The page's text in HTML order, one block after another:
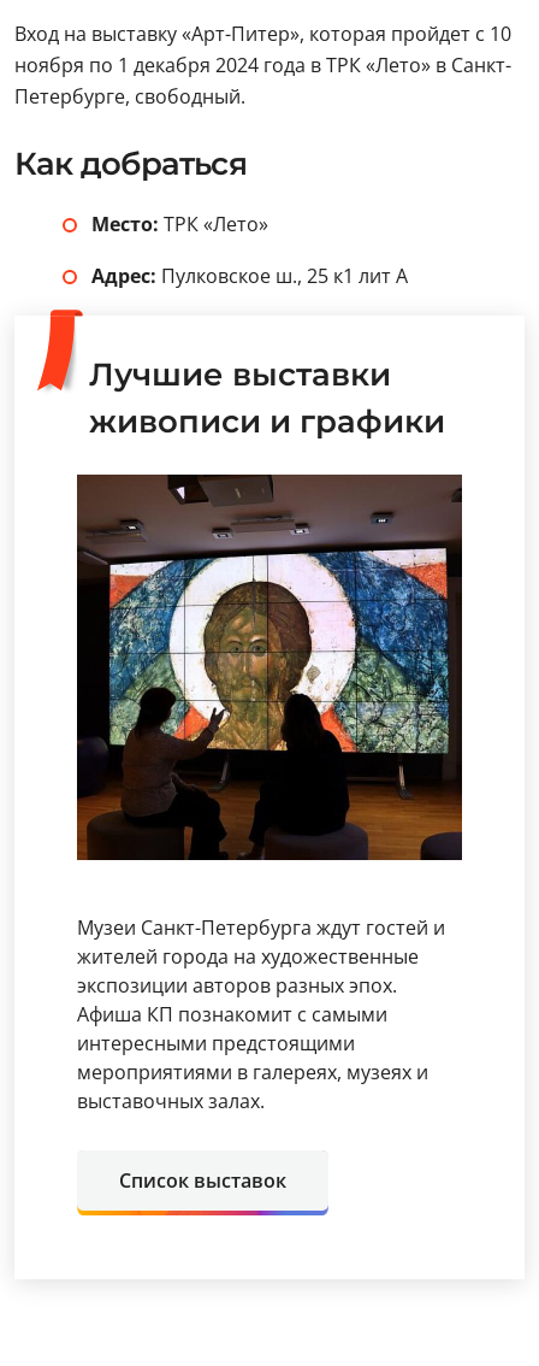
Вход на выставку «Арт-Питер», которая пройдет с 10
ноября по 1 декабря 2024 года в ТРК «Лето» в Санкт-
Петербурге, свободный.
Как добраться
Место: ТРК «Лето»
Адрес: Пулковское ш., 25 к1 лит А
Лучшие выставки
живописи и графики
Музеи Санкт-Петербурга ждут гостей и
жителей города на художественные
экспозиции авторов разных эпох.
Афиша КП познакомит с самыми
интересными предстоящими
мероприятиями в галереях, музеях и
выставочных залах.
Список выставок